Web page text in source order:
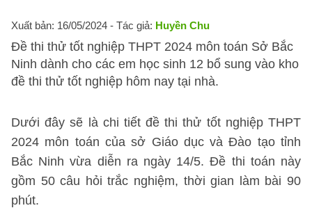
Xuất bản: 16/05/2024 - Tác giả: Huyền Chu
Đề thi thử tốt nghiệp THPT 2024 môn toán Sở Bắc
Ninh dành cho các em học sinh 12 bổ sung vào kho
đề thi thử tốt nghiệp hôm nay tại nhà.
Dưới đây sẽ là chi tiết đề thi thử tốt nghiệp THPT
2024 môn toán của sở Giáo dục và Đào tạo tỉnh
Bắc Ninh vừa diễn ra ngày 14/5. Đề thi toán này
gồm 50 câu hỏi trắc nghiệm, thời gian làm bài 90
phút.